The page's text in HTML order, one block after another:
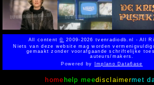
All content© 2009-2026 tvenradiodb.nl - All
Niets van deze website mag worden
gemaakt zonder voorafgaande schriftelijke
auteurs/makers.
Powered by Implano
home help meedisclaimermet